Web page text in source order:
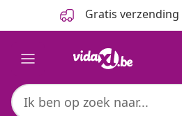
Gratis verzending